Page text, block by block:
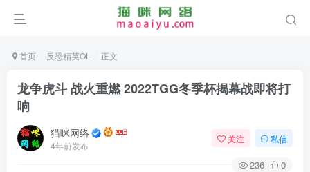
首页 反恐精英OL 正文
龙争虎斗 战火重燃 2022TGG冬季杯揭幕战即将打
响
猫咪网络
4年前发布
关注 私信
236 0